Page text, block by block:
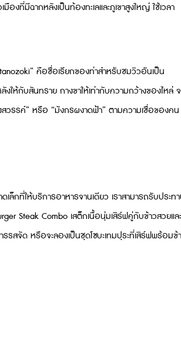
งที่มีฉากหลังเป็นท้องทะเลและภูเขาสูงใหญ่ ใช้เวลา
คือชื่อเรียกของท่าสำหรับชมวิวอันเป็น
ห้กับสันทราย กางขาให้เท่ากับความกว้างของไหล่
สวรรค์” หรือ “มังกรผงาดฟ้า” ตามความเชื่อของคน
กที่ให้บริการอาหารจานเดียว เราสามารถรับประท
Steak Combo เสต็กเนื้อนุ่มเสิร์ฟคู่กับข้าวสวยแล
สจัด หรือจะลองเป็นชุดโซบะเทมปุระที่เสิร์ฟพร้อมข้